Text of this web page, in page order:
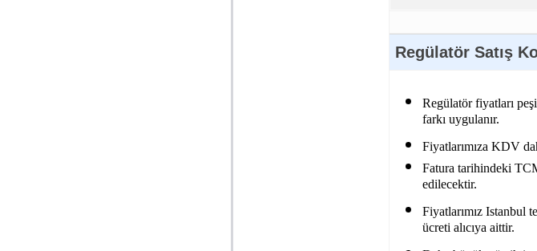
Regülatör Satış
Regülatör fiyatları
farkı uygulanır.
Fiyatlarımıza KDV
Fatura tarihindeki
edilecektir.
Fiyatlarımız Istanbul
ücreti alıcıya aittir.